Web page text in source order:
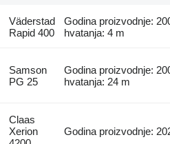
Väderstad
Rapid 400
Godina proizvodnje:
hvatanja: 4 m
Samson
PG 25
Godina proizvodnje:
hvatanja: 24 m
Claas
Xerion
Godina proizvodnje: